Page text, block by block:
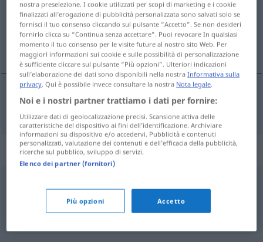
Panoramica di tutte le traduzion
(Fai clic sulla/Tocca traduzione per maggiori dettagli)
Kommunistin
Kommunist(in) commie
Sinonimi per "commie"
communist
nostra preselezione. I cookie utilizzati per scopi di marketing e i cookie
finalizzati all’erogazione di pubblicità personalizzata sono salvati solo se
fornisci il tuo consenso cliccando sul pulsante “Accetto”. Se non desideri
fornirlo clicca su “Continua senza accettare”. Puoi revocare In qualsiasi
momento il tuo consenso per le visite future al nostro sito Web. Per
maggiori informazioni sui cookie e sulle possibilità di personalizzazione
è sufficiente cliccare sul pulsante “Più opzioni”. Ulteriori indicazioni
sull’elaborazione dei dati sono disponibili nella nostraInformativa sulla
privacy. Qui è possibile invece consultare la nostra Nota legale.
Noi e i nostri partner trattiamo i dati per fornire:
Utilizzare dati di geolocalizzazione precisi. Scansione attiva delle
caratteristiche del dispositivo ai fini dell’identificazione. Archiviare
informazioni su dispositivo e/o accedervi. Pubblicità e contenuti
personalizzati, valutazione dei contenuti e dell’efficacia della pubblicità,
ricerche sul pubblico, sviluppo di servizi.
Elenco dei partner (fornitori)
Più opzioni Accetto